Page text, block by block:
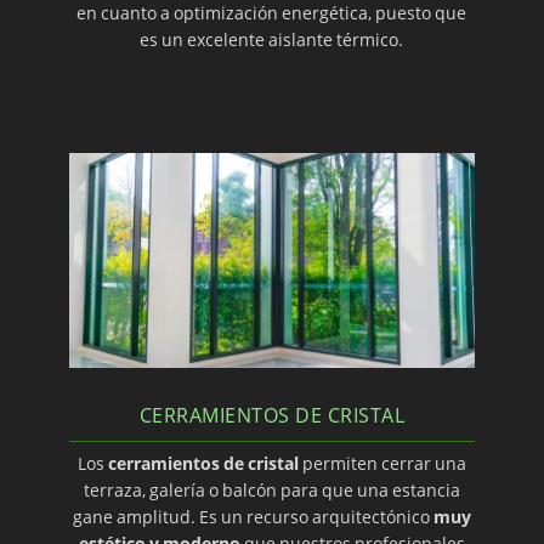
en cuanto a optimización energética, puesto que
es un excelente aislante térmico.
CERRAMIENTOS DE CRISTAL
Los cerramientos de cristalpermiten cerrar una
terraza, galería o balcón para que una estancia
gane amplitud. Es un recurso arquitectónico muy